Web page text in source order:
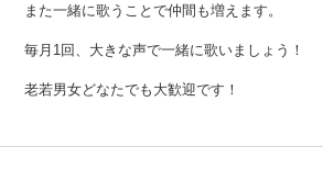
また一緒に歌うことで仲間も増えます。
毎月1回、大きな声で一緒に歌いましょう！
老若男女どなたでも大歓迎です！